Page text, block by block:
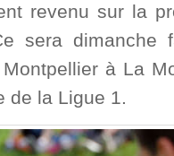
revenu sur la
sera dimanche
à La
de la Ligue 1.